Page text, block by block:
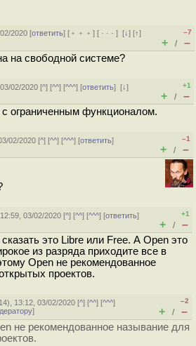
2020 [ответить] [ ﹢﹢﹢] [ · · ·][↓] [↑]
–7
+ / –
на свободной системе?
02/2020 [^] [^^] [^^^] [ответить][↓]
+1
+ / –
с ограниченным функционалом.
02/2020 [^] [^^] [^^^] [ответить]
–1
+ / –
03/02/2020 [^] [^^] [^^^] [ответить]
+1
+ / –
это Libre или Free. А Open это
из разряда приходите все в
Open не рекомендованное
проектов.
14), 13:12, 03/02/2020 [^] [^^] [^^^]
]
–2
+ / –
не рекомендованное называние для